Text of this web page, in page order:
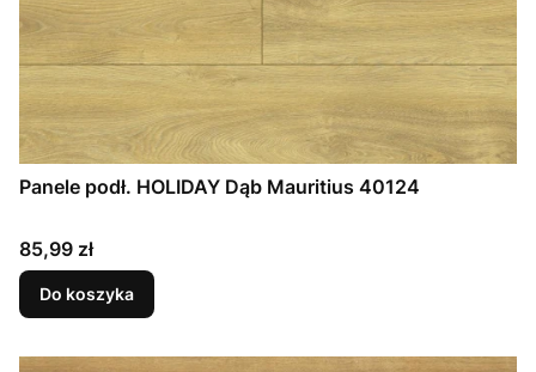
Panele podł. HOLIDAY Dąb Mauritius 40124
Cena
85,99 zł
Do koszyka